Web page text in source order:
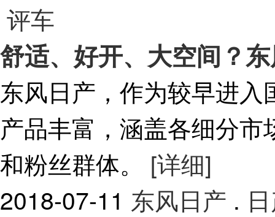
评车
舒适、好开、大空间？
东风日产，作为较早进
产品丰富，涵盖各细分
和粉丝群体。 [详细]
2018-07-11 东风日产 .